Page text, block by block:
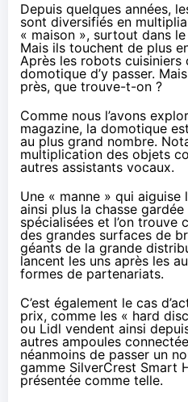
Depuis quelques années,
sont diversifiés en
« maison », surtout dans
Mais ils touchent de plus
Après les robots cuisiniers
domotique d’y passer.
près, que trouve-t-on ?
Comme nous l’avons
magazine, la domotique
au plus grand nombre.
multiplication des objets
autres assistants vocaux.
Une « manne » qui aiguise
ainsi plus la chasse
spécialisées et l’on trouve
des grandes surfaces de
géants de la grande
lancent les uns après les
formes de partenariats.
C’est également le cas
prix, comme les « hard
ou Lidl vendent ainsi
autres ampoules
néanmoins de passer un
gamme SilverCrest Smart
présentée comme telle.